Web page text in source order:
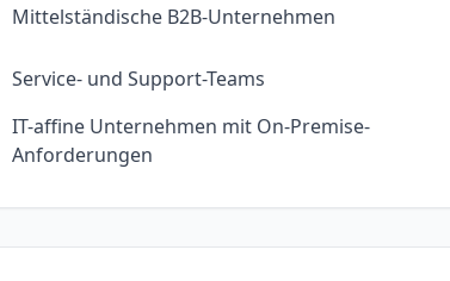
Mittelständische B2B-Unternehmen
Service- und Support-Teams
IT-affine Unternehmen mit On-Premise-
Anforderungen